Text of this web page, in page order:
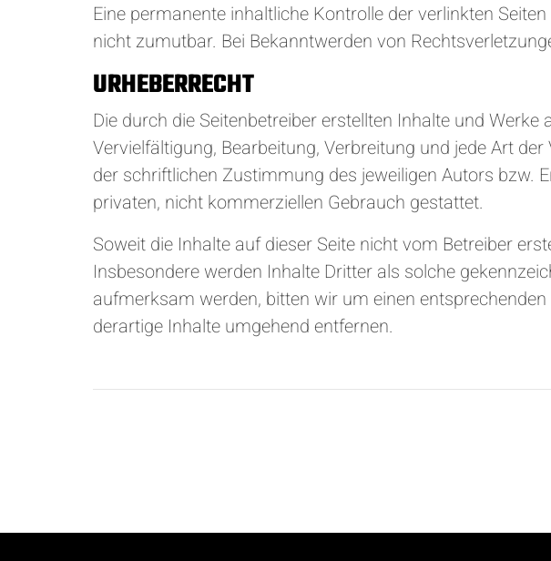
Eine permanente inhaltliche Kontrolle der verlinkten
nicht zumutbar. Bei Bekanntwerden von
URHEBERRECHT
Die durch die Seitenbetreiber erstellten Inhalte und
Vervielfältigung, Bearbeitung, Verbreitung und jede Art
der schriftlichen Zustimmung des jeweiligen Autors bzw.
privaten, nicht kommerziellen Gebrauch gestattet.
Soweit die Inhalte auf dieser Seite nicht vom Betreiber
Insbesondere werden Inhalte Dritter als solche
aufmerksam werden, bitten wir um einen
derartige Inhalte umgehend entfernen.